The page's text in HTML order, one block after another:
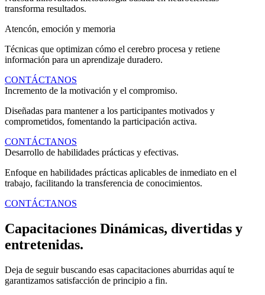
transforma resultados.
Atencón, emoción y memoria
Técnicas que optimizan cómo el cerebro procesa y retiene
información para un aprendizaje duradero.
CONTÁCTANOS
Incremento de la motivación y el compromiso.
Diseñadas para mantener a los participantes motivados y
comprometidos, fomentando la participación activa.
CONTÁCTANOS
Desarrollo de habilidades prácticas y efectivas.
Enfoque en habilidades prácticas aplicables de inmediato en el
trabajo, facilitando la transferencia de conocimientos.
CONTÁCTANOS
Capacitaciones Dinámicas, divertidas y
entretenidas.
Deja de seguir buscando esas capacitaciones aburridas aquí te
garantizamos satisfacción de principio a fin.